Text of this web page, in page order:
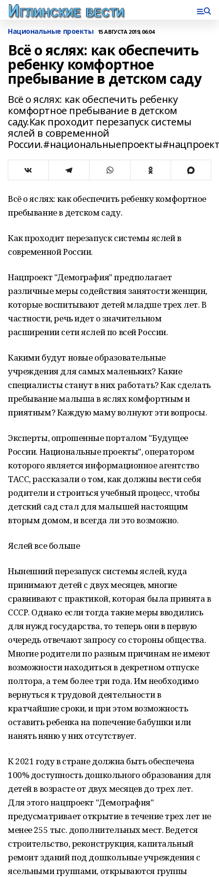
Национальные проекты 15 АВГУСТА 2019, 06:04
Всё о яслях: как обеспечить
ребенку комфортное
пребывание в детском саду
Всё о яслях: как обеспечить ребенку
комфортное пребывание в детском
саду.Как проходит перезапуск системы
яслей в современной
Всё о яслях: как обеспечить ребенку комфортное
пребывание в детском саду.
Как проходит перезапуск системы яслей в
современной России.
Нацпроект "Демография" предполагает
различные меры содействия занятости женщин,
которые воспитывают детей младше трех лет. В
частности, речь идет о значительном
расширении сети яслей по всей России.
Какими будут новые образовательные
учреждения для самых маленьких? Какие
специалисты станут в них работать? Как сделать
пребывание малыша в яслях комфортным и
приятным? Каждую маму волнуют эти вопросы.
Эксперты, опрошенные порталом "Будущее
России. Национальные проекты", оператором
которого является информационное агентство
ТАСС, рассказали о том, как должны вести себя
родители и строиться учебный процесс, чтобы
детский сад стал для малышей настоящим
вторым домом, и всегда ли это возможно.
Яслей все больше
Нынешний перезапуск системы яслей, куда
принимают детей с двух месяцев, многие
сравнивают с практикой, которая была принята в
СССР. Однако если тогда такие меры вводились
для нужд государства, то теперь они в первую
очередь отвечают запросу со стороны общества.
Многие родители по разным причинам не имеют
возможности находиться в декретном отпуске
полтора, а тем более три года. Им необходимо
вернуться к трудовой деятельности в
кратчайшие сроки, и при этом возможность
оставить ребенка на попечение бабушки или
нанять няню у них отсутствует.
К 2021 году в стране должна быть обеспечена
100% доступность дошкольного образования для
детей в возрасте от двух месяцев до трех лет.
Для этого нацпроект "Демография"
предусматривает открытие в течение трех лет не
менее 255 тыс. дополнительных мест. Ведется
строительство, реконструкция, капитальный
ремонт зданий под дошкольные учреждения с
ясельными группами, открываются группы